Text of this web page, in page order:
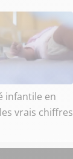
infantile en
vrais chiffres